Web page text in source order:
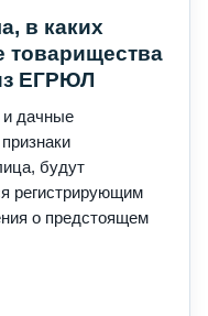
в каких
товарищества
ЕГРЮЛ
и дачные
будут
регистрирующим
о предстоящем